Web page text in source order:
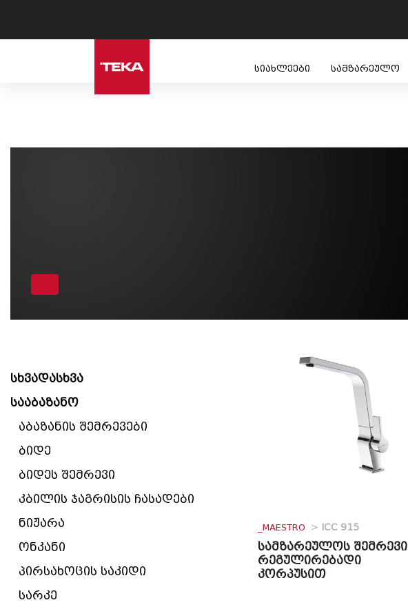
სიახლეები სამზარეულო
სხვადასხვა
სააბაზანო
აბაზანის შემრევები
ბიდე
ბიდეს შემრევი
კბილის ჯაგრისის ჩასადები
ნიჟარა
ონკანი
პირსახოცის საკიდი
სარკე
_MAESTRO > ICC 915
სამზარეულოს შემრევი
რეგულირებადი
კორპუსით